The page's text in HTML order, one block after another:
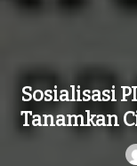
Sosialisasi
Tanamkan